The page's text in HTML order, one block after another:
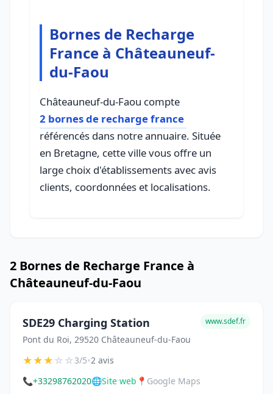
Bornes de Recharge
France à Châteauneuf-
du-Faou
Châteauneuf-du-Faou compte
2 bornes de recharge france
référencés dans notre annuaire. Située
en Bretagne, cette ville vous offre un
large choix d'établissements avec avis
clients, coordonnées et localisations.
2 Bornes de Recharge France à
Châteauneuf-du-Faou
SDE29 Charging Station
Pont du Roi, 29520 Châteauneuf-du-Faou
www.sdef.fr
★★★☆☆3/5•2 avis
📞+33298762020🌐Site web 📍 Google Maps